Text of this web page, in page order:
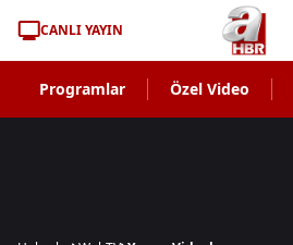
CANLI YAYIN
Programlar Özel Video